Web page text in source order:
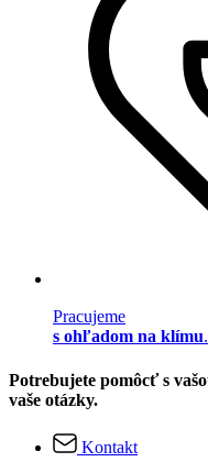
Pracujeme
s ohľadom na klímu.
Potrebujete pomôcť s
vaše otázky.
Kontakt